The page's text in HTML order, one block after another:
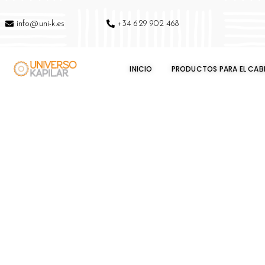
info@uni-k.es +34 629 902 468
INICIO PRODUCTOS PARA EL